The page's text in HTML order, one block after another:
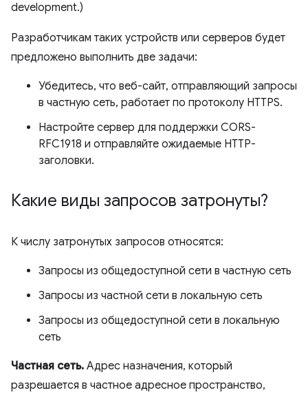
development.)
Разработчикам таких устройств или серверов будет
предложено выполнить две задачи:
Убедитесь, что веб-сайт, отправляющий запросы
в частную сеть, работает по протоколу HTTPS.
Настройте сервер для поддержки CORS-
RFC1918 и отправляйте ожидаемые HTTP-
заголовки.
Какие виды запросов затронуты?
К числу затронутых запросов относятся:
Запросы из общедоступной сети в частную сеть
Запросы из частной сети в локальную сеть
Запросы из общедоступной сети в локальную
сеть
Частная сеть. Адрес назначения, который
разрешается в частное адресное пространство,